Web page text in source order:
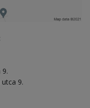
9.
9.